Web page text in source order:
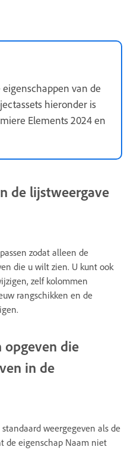
van de
hieronder is
Elements 2024 en
de lijstweergave
zodat alleen de
die u wilt zien. U kunt ook
zelf kolommen
rangschikken en de
opgeven die
in de
weergegeven als de
de eigenschap Naam niet